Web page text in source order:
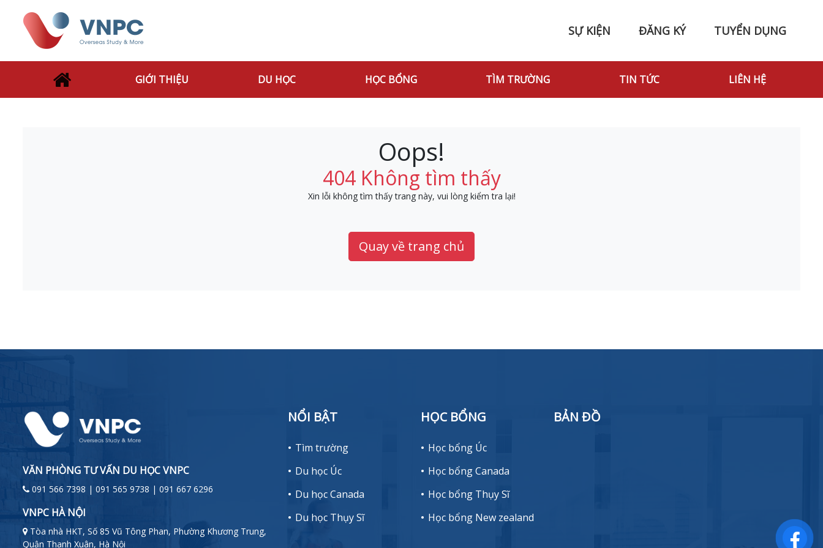
SỰ KIỆN ĐĂNG KÝ TUYỂN DỤNG
GIỚI THIỆU DU HỌC HỌC BỔNG TÌM TRƯỜNG TIN TỨC LIÊN HỆ
Oops!
404 Không tìm thấy
Xin lỗi không tìm thấy trang này, vui lòng kiểm tra lại!
Quay về trang chủ
VĂN PHÒNG TƯ VẤN DU HỌC VNPC
091 566 7398 | 091 565 9738 | 091 667 6296
VNPC HÀ NỘI
Tòa nhà HKT, Số 85 Vũ Tông Phan, Phường Khương Trung,
Quận Thanh Xuân, Hà Nội
NỔI BẬT
Tìm trường
Du học Úc
Du học Canada
Du học Thụy Sĩ
HỌC BỔNG
Học bổng Úc
Học bổng Canada
Học bổng Thụy Sĩ
Học bổng New zealand
BẢN ĐỒ